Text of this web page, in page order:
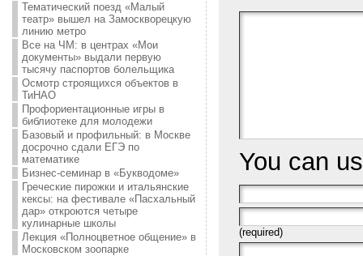
Тематический поезд «Малый
театр» вышел на Замоскворецкую
линию метро
Все на ЧМ: в центрах «Мои
документы» выдали первую
тысячу паспортов болельщика
Осмотр строящихся объектов в
ТиНАО
Профориентационные игры в
библиотеке для молодежи
Базовый и профильный: в Москве
досрочно сдали ЕГЭ по
математике
Бизнес-семинар в «Букводоме»
Греческие пирожки и итальянские
кексы: на фестивале «Пасхальный
дар» откроются четыре
кулинарные школы
Лекция «Полноцветное общение» в
Московском зоопарке
You can
(required)